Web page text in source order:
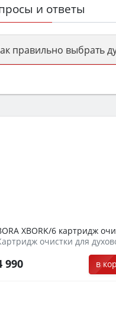
и ответы
правильно выбрать
класс
XBORK/6 картридж
990 в